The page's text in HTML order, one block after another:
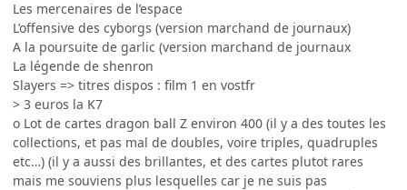
Les mercenaires de l’espace
L’offensive des cyborgs (version marchand de journaux)
A la poursuite de garlic (version marchand de journaux
La légende de shenron
Slayers => titres dispos : film 1 en vostfr
> 3 euros la K7
o Lot de cartes dragon ball Z environ 400 (il y a des toutes les
collections, et pas mal de doubles, voire triples, quadruples
etc…) (il y a aussi des brillantes, et des cartes plutot rares
mais me souviens plus lesquelles car je ne suis pas